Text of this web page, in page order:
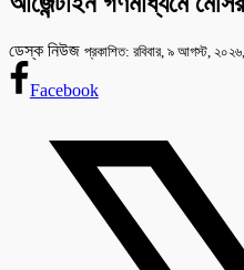
ডেস্ক নিউজ প্রকাশিত: রবিবার, ৯ আগস্ট,
Facebook